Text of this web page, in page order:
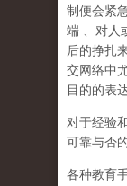
制便会紧
端
、对
后的挣扎
交网络中
目的的表达
对于经验
可靠与否
各种教育